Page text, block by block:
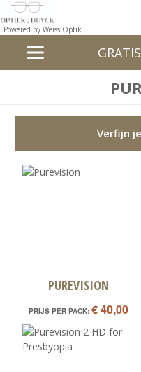
Powered by Weiss Optik
Verfijn
PUREVISION
PRIJS PER PACK: € 40,00